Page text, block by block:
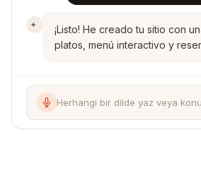
¡Listo! He creado tu sitio con
platos, menú interactivo y
Herhangi bir dilde yaz veya